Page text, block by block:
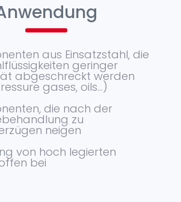
aus Einsatzstahl, die
geringer
abgeschreckt werden
gases, oils…)
die nach der
zu
neigen
von hoch legierten
bei